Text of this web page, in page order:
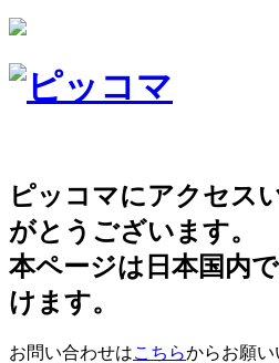
ピッコマにアクセス
がとうございます。
本ページは日本国内
けます。
お問い合わせはこちらからお願い